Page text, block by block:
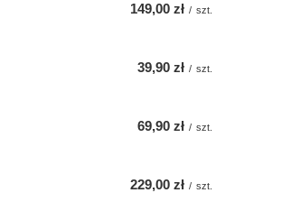
149,00 zł / szt.
39,90 zł / szt.
69,90 zł / szt.
229,00 zł / szt.